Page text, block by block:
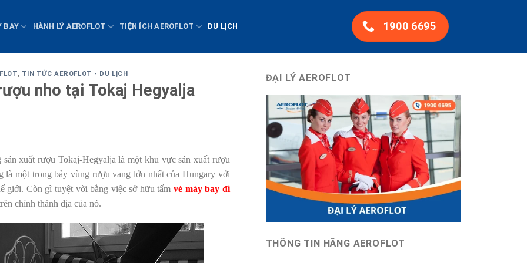
BAY HÀNH LÝ AEROFLOT TIỆN ÍCH AEROFLOT DU LỊCH 1900 6695
, TIN TỨC AEROFLOT - DU LỊCH
nho tại Tokaj Hegyalja
xuất rượu Tokaj-Hegyalja là một khu vực sản xuất rượu
một trong bảy vùng rượu vang lớn nhất của Hungary với
giới. Còn gì tuyệt vời bằng việc sở hữu tấm vé máy bay đi
chính thánh địa của nó.
ĐẠI LÝ AEROFLOT
THÔNG TIN HÃNG AEROFLOT